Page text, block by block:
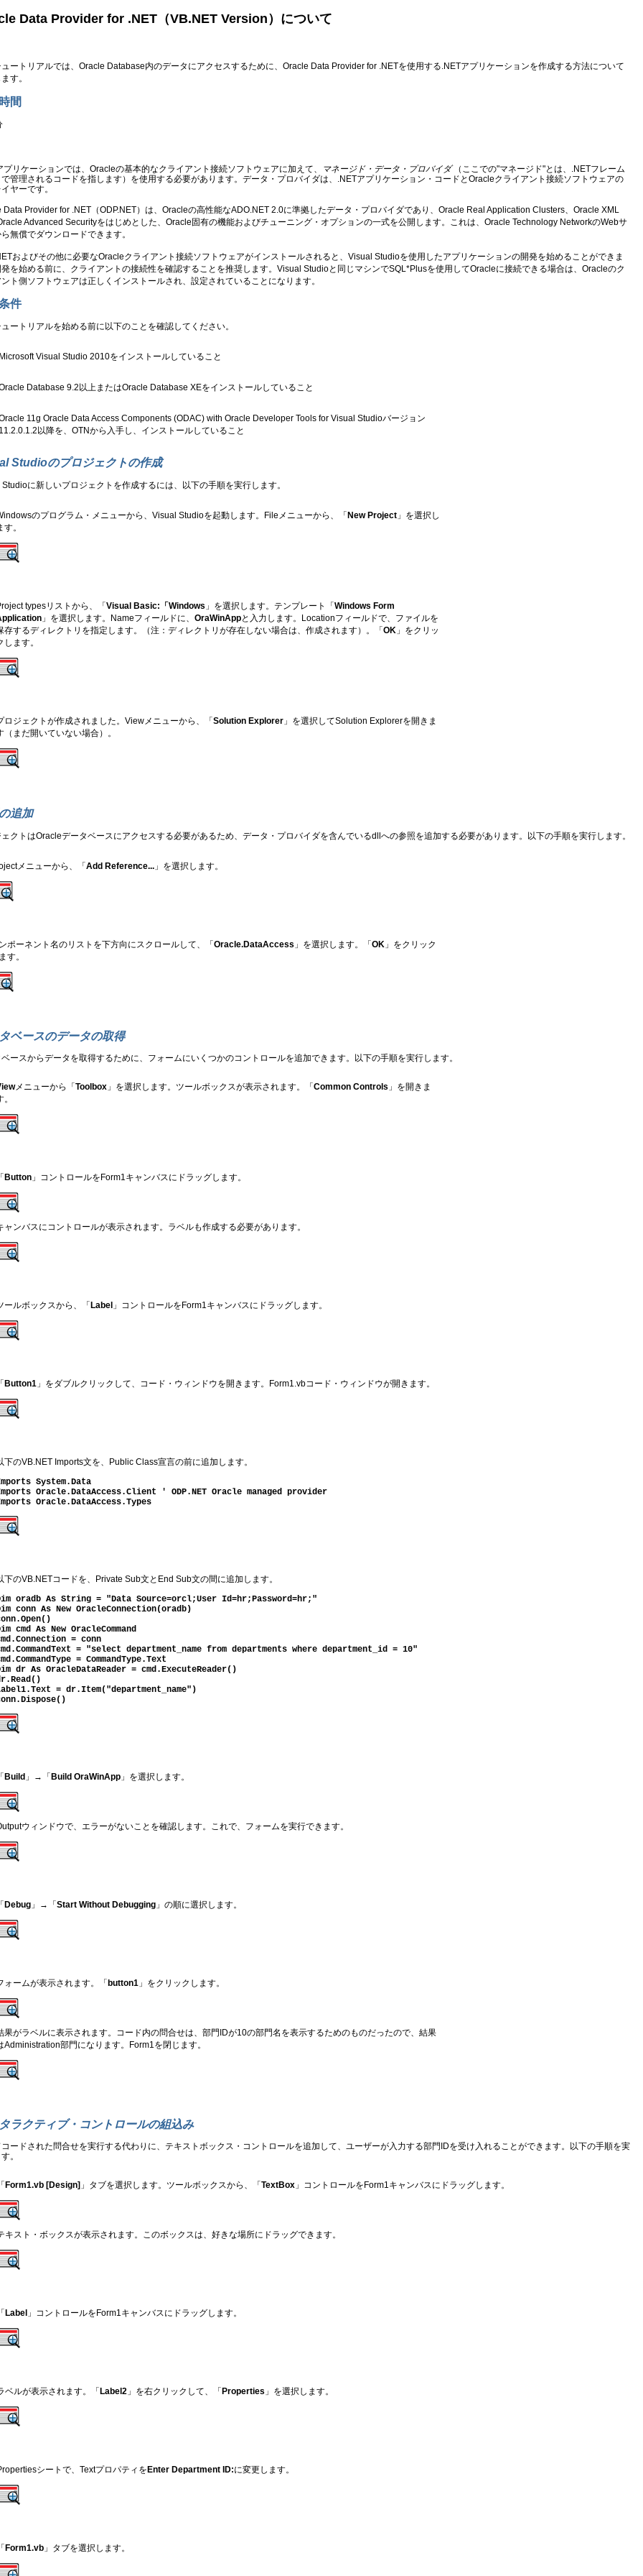
Data Provider for .NET（VB.NET Version）について
ュートリアルでは、Oracle Database内のデータにアクセスするために、Oracle Data Provider for .NETを使用する.NETアプリケーションを作成する方法について
す。
間
プリケーションでは、Oracleの基本的なクライアント接続ソフトウェアに加えて、 マネージド・データ・プロバイダ （ここでの"マネージド"とは、.NETフレーム
で管理されるコードを指します）を使用する必要があります。データ・プロバイダは、.NETアプリケーション・コードとOracleクライアント接続ソフトウェアの
ヤーです。
Data Provider for .NET（ODP.NET）は、Oracleの高性能なADO.NET 2.0に準拠したデータ・プロバイダであり、Oracle Real Application Clusters、Oracle XML
Advanced Securityをはじめとした、Oracle固有の機能およびチューニング・オプションの一式を公開します。これは、Oracle Technology NetworkのWebサ
無償でダウンロードできます。
およびその他に必要なOracleクライアント接続ソフトウェアがインストールされると、Visual Studioを使用したアプリケーションの開発を始めることができま
を始める前に、クライアントの接続性を確認することを推奨します。Visual Studioと同じマシンでSQL*Plusを使用してOracleに接続できる場合は、Oracleのク
ト側ソフトウェアは正しくインストールされ、設定されていることになります。
件
ートリアルを始める前に以下のことを確認してください。
Microsoft Visual Studio 2010をインストールしていること
Database 9.2以上またはOracle Database XEをインストールしていること
11g Oracle Data Access Components (ODAC) with Oracle Developer Tools for Visual Studioバージョン
11.2.0.1.2以降を、OTNから入手し、インストールしていること
Studioのプロジェクトの作成
に新しいプロジェクトを作成するには、以下の手順を実行します。
のプログラム・メニューから、Visual Studioを起動します。Fileメニューから、「 New Project 」を選択し
す。
typesリストから、「Visual Basic:「Windows 」を選択します。テンプレート「Windows Form
」を選択します。Nameフィールドに、OraWinAppと入力します。
Locationフィールドで、ファイルを
存するディレクトリを指定します。（注：ディレクトリが存在しない場合は、作成されます）。「OK 」をクリッ
します。
ロジェクトが作成されました。Viewメニューから、「Solution Explorer 」を選択してSolution Explorerを開きま
（まだ開いていない場合）。
追加
ェクトはOracleデータベースにアクセスする必要があるため、データ・プロバイダを含んでいるdllへの参照を追加する必要があります。以下の手順を実行します。
メニューから、「Add Reference... 」を選択します。
ポーネント名のリストを下方向にスクロールして、「Oracle.DataAccess 」を選択します。「OK 」をクリック
す。
ベースのデータの取得
ースからデータを取得するために、フォームにいくつかのコントロールを追加できます。以下の手順を実行します。
メニューから「Toolbox 」を選択します。ツールボックスが表示されます。「Common Controls 」を開きま
。
「 Button 」コントロールをForm1キャンバスにドラッグします。
ャンバスにコントロールが表示されます。ラベルも作成する必要があります。
ールボックスから、「 Label 」コントロールをForm1キャンバスにドラッグします。
「 Button1 」をダブルクリックして、コード・ウィンドウを開きます。Form1.vbコード・ウィンドウが開きます。
下のVB.NET Imports文を、Public Class宣言の前に追加します。
System.Data
Oracle.DataAccess.Client ' ODP.NET Oracle managed provider
Oracle.DataAccess.Types
下のVB.NETコードを、Private Sub文とEnd Sub文の間に追加します。
oradb As String = "Data Source=orcl;User Id=hr;Password=hr;"
conn As New OracleConnection(oradb)
cmd As New OracleCommand
= conn
= "select department_name from departments where department_id = 10"
= CommandType.Text
dr As OracleDataReader = cmd.ExecuteReader()
= dr.Item("department_name")
「 Build 」→「 Build OraWinApp 」を選択します。
ウィンドウで、エラーがないことを確認します。これで、フォームを実行できます。
「 Debug 」→「Start Without Debugging 」の順に選択します。
ォームが表示されます。「 button1 」をクリックします。
果がラベルに表示されます。コード内の問合せは、部門IDが10の部門名を表示するためのものだったので、結果
Administration部門になります。Form1を閉じます。
ラクティブ・コントロールの組込み
ードされた問合せを実行する代わりに、テキストボックス・コントロールを追加して、ユーザーが入力する部門IDを受け入れることができます。以下の手順を実
。
「 Form1.vb [Design] 」タブを選択します。ツールボックスから、「TextBox 」コントロールをForm1キャンバスにドラッグします。
キスト・ボックスが表示されます。このボックスは、好きな場所にドラッグできます。
「 Label 」コントロールをForm1キャンバスにドラッグします。
ベルが表示されます。「 Label2 」を右クリックして、「 Properties 」を選択します。
シートで、Textプロパティを Enter Department ID:に変更します。
「 Form1.vb 」タブを選択します。